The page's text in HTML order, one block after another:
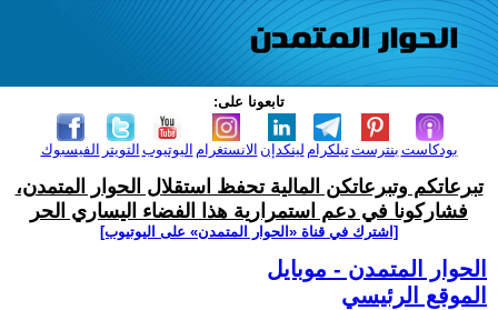
تابعونا على:
الفيسبوك التويتر اليوتيوب الانستغرام لينكدإن تيلكرامبنترست بودكاست
تبرعاتكم وتبرعاتكن المالية تحفظ استقلال الحوار المتمدن،
فشاركونا في دعم استمرارية هذا الفضاء اليساري الحر
[اشترك في قناة ‫«الحوار المتمدن» على اليوتيوب]
الحوار المتمدن - موبايل
الموقع الرئيسي